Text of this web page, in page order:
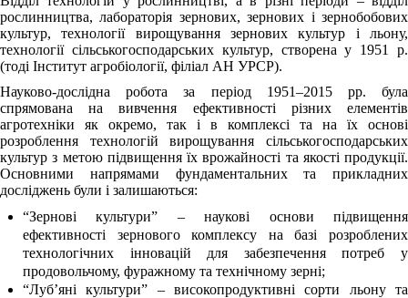
рослинництва, лабораторія зернових, зернових і зернобобових
культур, технології вирощування зернових культур і льону,
технології сільськогосподарських культур, створена у 1951 р.
(тоді Інститут агробіології, філіал АН УРСР).
Науково-дослідна робота за період 1951‒2015 рр. була
спрямована на вивчення ефективності різних елементів
агротехніки як окремо, так і в комплексі та на їх основі
розроблення технологій вирощування сільськогосподарських
культур з метою підвищення їх врожайності та якості продукції.
Основними напрямами фундаментальних та прикладних
досліджень були і залишаються:
“Зернові культури” ‒ наукові основи підвищення
ефективності зернового комплексу на базі розроблених
технологічних інновацій для забезпечення потреб у
продовольчому, фуражному та технічному зерні;
“Луб’яні культури” ‒ високопродуктивні сорти льону та